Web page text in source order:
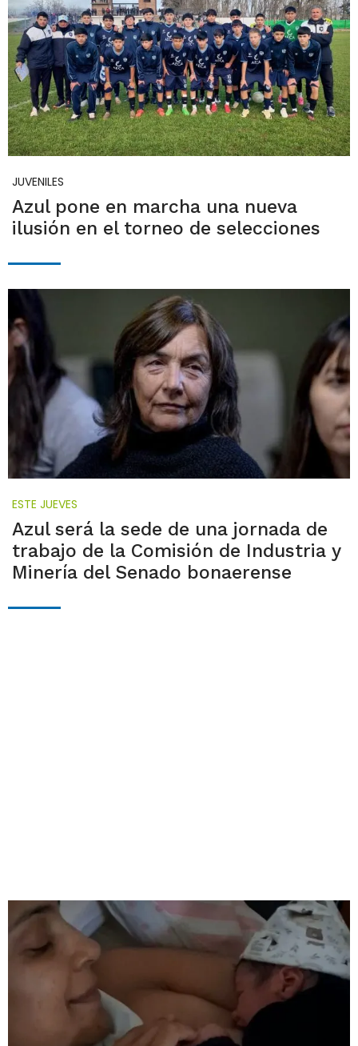
JUVENILES
Azul pone en marcha una nueva
ilusión en el torneo de selecciones
ESTE JUEVES
Azul será la sede de una jornada de
trabajo de la Comisión de Industria y
Minería del Senado bonaerense